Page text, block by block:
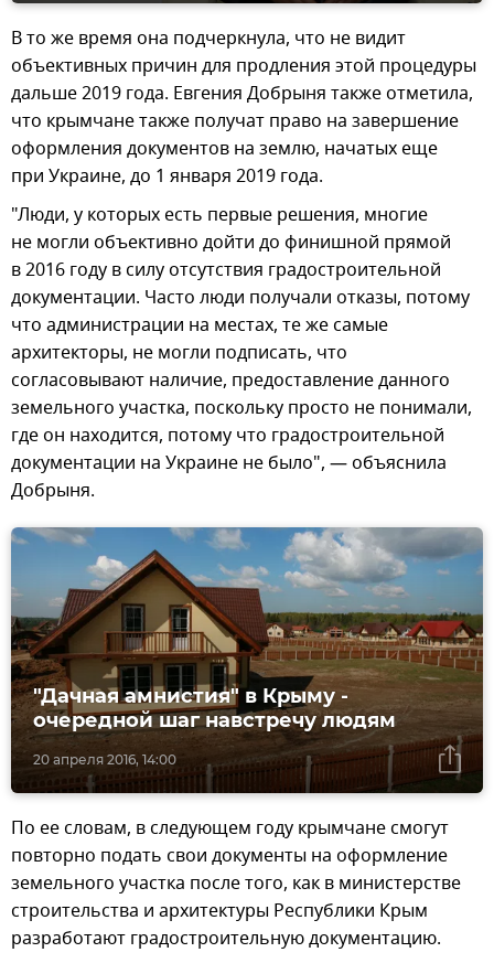
В то же время она подчеркнула, что не видит
объективных причин для продления этой процедуры
дальше 2019 года. Евгения Добрыня также отметила,
что крымчане также получат право на завершение
оформления документов на землю, начатых еще
при Украине, до 1 января 2019 года.
"Люди, у которых есть первые решения, многие
не могли объективно дойти до финишной прямой
в 2016 году в силу отсутствия градостроительной
документации. Часто люди получали отказы, потому
что администрации на местах, те же самые
архитекторы, не могли подписать, что
согласовывают наличие, предоставление данного
земельного участка, поскольку просто не понимали,
где он находится, потому что градостроительной
документации на Украине не было", — объяснила
Добрыня.
20 апреля 2016, 14:00
"Дачная амнистия" в Крыму -
очередной шаг навстречу людям
По ее словам, в следующем году крымчане смогут
повторно подать свои документы на оформление
земельного участка после того, как в министерстве
строительства и архитектуры Республики Крым
разработают градостроительную документацию.